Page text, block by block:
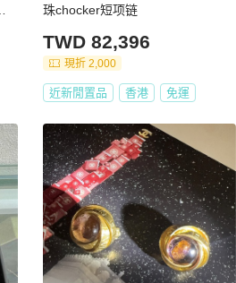
珠chocker短项链
TWD 82,396
現折 2,000
近新閒置品 香港 免運